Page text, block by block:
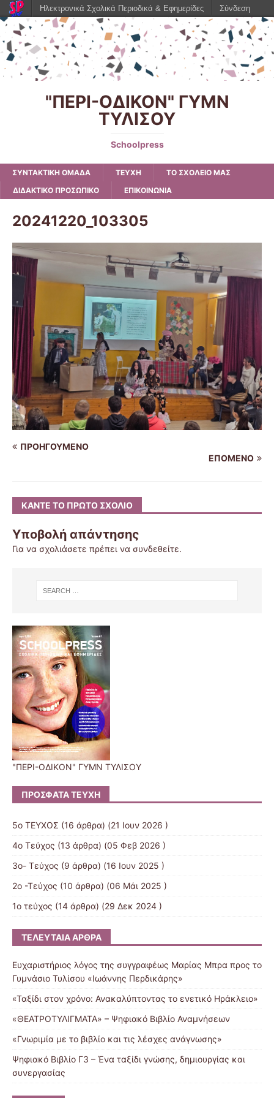
"ΠΕΡΙ-ΟΔΙΚΟΝ" ΓΥΜΝ
ΤΥΛΙΣΟΥ
Schoolpress
ΣΥΝΤΑΚΤΙΚΗ ΟΜΑΔΑ ΤΕΥΧΗ
ΤΟ ΣΧΟΛΕΙΟ ΜΑΣ
ΔΙΔΑΚΤΙΚΟ ΠΡΟΣΩΠΙΚΟ
ΕΠΙΚΟΙΝΩΝΙΑ
20241220_103305
ΠΡΟΗΓΟΎΜΕΝΟ
ΕΠΌΜΕΝΟ
ΚΆΝΤΕ ΤΟ ΠΡΏΤΟ ΣΧΌΛΙΟ
Υποβολή απάντησης
Για να σχολιάσετε πρέπει να συνδεθείτε.
"ΠΕΡΙ-ΟΔΙΚΟΝ" ΓΥΜΝ ΤΥΛΙΣΟΥ
ΠΡΌΣΦΑΤΑ ΤΕΎΧΗ
5ο ΤΕΥΧΟΣ (16 άρθρα) (21 Ιουν 2026 )
4ο Τεύχος (13 άρθρα) (05 Φεβ 2026 )
3o- Τεύχος (9 άρθρα) (16 Ιουν 2025 )
2ο -Τεύχος (10 άρθρα) (06 Μάι 2025 )
1ο τεύχος (14 άρθρα) (29 Δεκ 2024 )
ΤΕΛΕΥΤΑΊΑ ΆΡΘΡΑ
Ευχαριστήριος λόγος της συγγραφέως Μαρίας Μπρα προς το
Γυμνάσιο Τυλίσου «Ιωάννης Περδικάρης»
«Ταξίδι στον χρόνο: Ανακαλύπτοντας το ενετικό Ηράκλειο»
«ΘΕΑΤΡΟΤΥΛΙΓΜΑΤΑ» – Ψηφιακό Βιβλίο Αναμνήσεων
«Γνωριμία με το βιβλίο και τις λέσχες ανάγνωσης»
Ψηφιακό Βιβλίο Γ3 – Ένα ταξίδι γνώσης, δημιουργίας και
συνεργασίας
Ηλεκτρονικά Σχολικά Περιοδικά & Εφημερίδες Σύνδεση